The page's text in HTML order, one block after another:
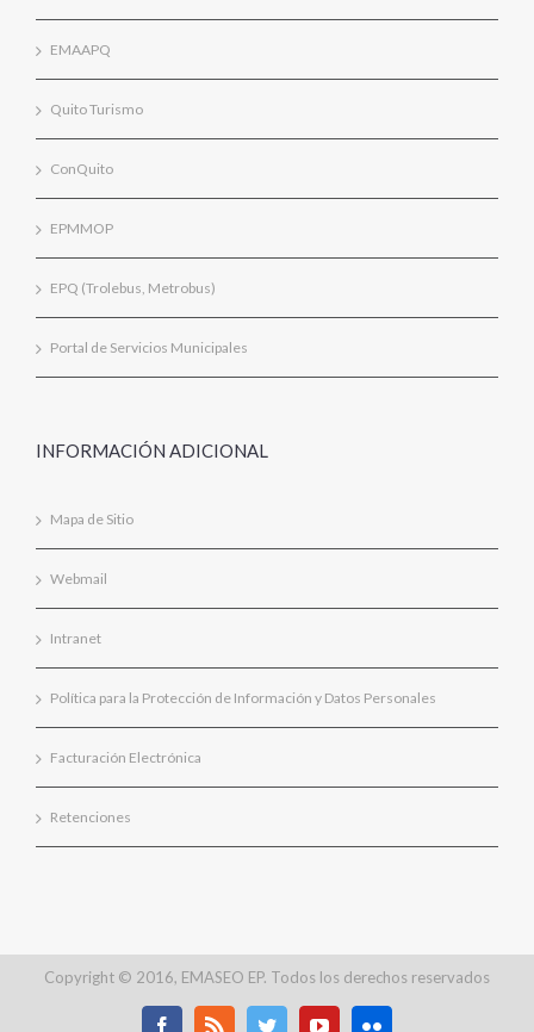
EMAAPQ
Quito Turismo
ConQuito
EPMMOP
EPQ (Trolebus, Metrobus)
Portal de Servicios Municipales
INFORMACIÓN ADICIONAL
Mapa de Sitio
Webmail
Intranet
Política para la Protección de Información y Datos Personales
Facturación Electrónica
Retenciones
Copyright © 2016, EMASEO EP. Todos los derechos reservados
Facebook TwitterYoutubeFlickr